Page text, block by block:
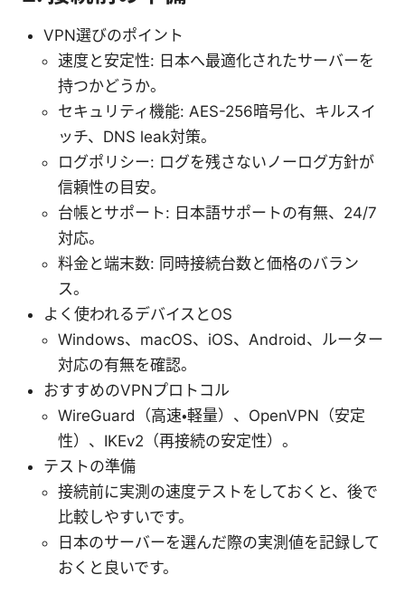
VPN選びのポイント
速度と安定性: 日本へ最適化されたサーバーを
持つかどうか。
セキュリティ機能: AES-256暗号化、キルスイ
ッチ、DNS leak対策。
ログポリシー: ログを残さないノーログ方針が
信頼性の目安。
台帳とサポート: 日本語サポートの有無、24/7
対応。
料金と端末数: 同時接続台数と価格のバラン
ス。
よく使われるデバイスとOS
Windows、macOS、iOS、Android、ルーター
対応の有無を確認。
おすすめのVPNプロトコル
WireGuard（高速・軽量）、OpenVPN（安定
性）、IKEv2（再接続の安定性）。
テストの準備
接続前に実測の速度テストをしておくと、後で
比較しやすいです。
日本のサーバーを選んだ際の実測値を記録して
おくと良いです。